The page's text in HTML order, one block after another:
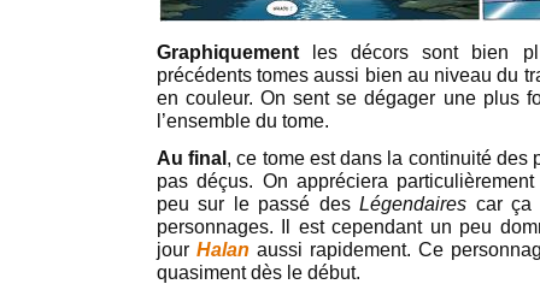
Graphiquement les décors sont bien
précédents tomes aussi bien au niveau du
en couleur. On sent se dégager une plus
l’ensemble du tome.
Au final , ce tome est dans la continuité des
pas déçus. On appréciera
peu sur le passé desLégendaires car ça
personnages. Il est cependant un peu
jour Halan aussi rapidement. Ce
quasiment dès le début.